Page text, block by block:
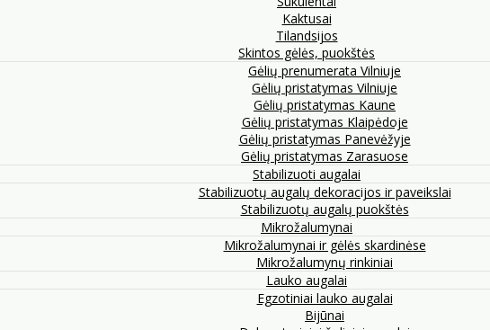
Kaktusai
Tilandsijos
Skintos gėlės, puokštės
Gėlių prenumerata Vilniuje
Gėlių pristatymas Vilniuje
Gėlių pristatymas Kaune
Gėlių pristatymas Klaipėdoje
Gėlių pristatymas Panevėžyje
Gėlių pristatymas Zarasuose
Stabilizuoti augalai
Stabilizuotų augalų dekoracijos ir paveikslai
Stabilizuotų augalų puokštės
Mikrožalumynai
Mikrožalumynai ir gėlės skardinėse
Mikrožalumynų rinkiniai
Lauko augalai
Egzotiniai lauko augalai
Bijūnai